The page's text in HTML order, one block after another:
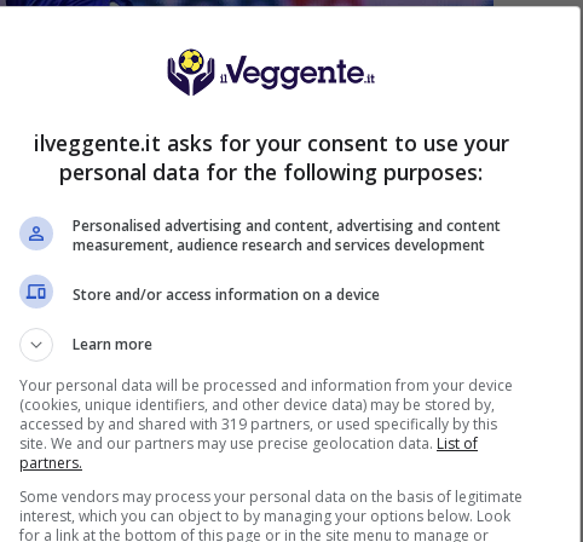
sfuggire Felipe
Il brasiliano spera di rilanciarsi nella
e il ruolo di esterno destro nel 4-3-3 di
alle stelle, ma che potrebbero fare la
ilveggente.it asks for your consent to use your
personal data for the following purposes:
Personalised advertising and content, advertising and content
measurement, audience research and services development
Store and/or access information on a device
Learn more
Your personal data will be processed and information from your device
(cookies, unique identifiers, and other device data) may be stored by,
accessed by and shared with 319 partners, or used specifically by this
site. We and our partners may use precise geolocation data. List of
partners.
Some vendors may process your personal data on the basis of legitimate
interest, which you can object to by managing your options below. Look
for a link at the bottom of this page or in the site menu to manage or